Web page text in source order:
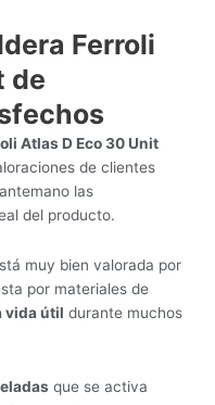
Ferroli
de
Atlas D Eco 30 Unit
de clientes
las
del producto.
muy bien valorada por
por materiales de
vida útil durante muchos
que se activa